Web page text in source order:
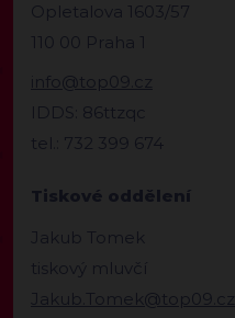
Opletalova 1603/57
110 00 Praha 1
info@top09.cz
IDDS: 86ttzqc
tel.: 732 399 674
Tiskové oddělení
Jakub Tomek
tiskový mluvčí
Jakub.Tomek@top09.cz